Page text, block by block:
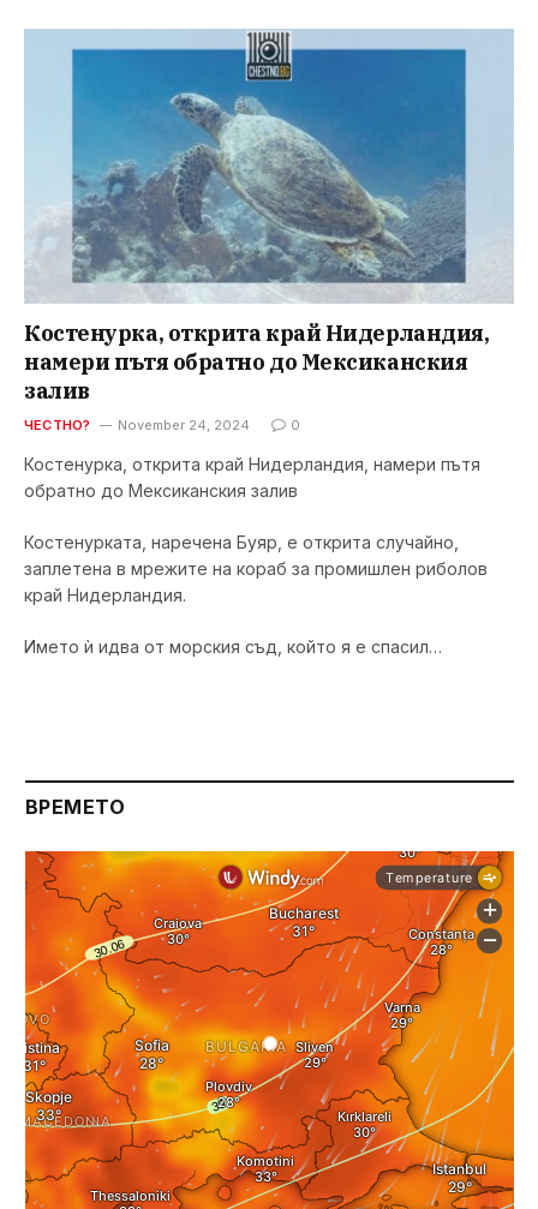
Костенурка, открита край Нидерландия,
намери пътя обратно до Мексиканския
залив
ЧЕСТНО? November 24, 2024 0
Костенурка, открита край Нидерландия, намери пътя
обратно до Мексиканския залив
Костенурката, наречена Буяр, е открита случайно,
заплетена в мрежите на кораб за промишлен риболов
край Нидерландия.
Името ѝ идва от морския съд, който я е спасил…
ВРЕМЕТО